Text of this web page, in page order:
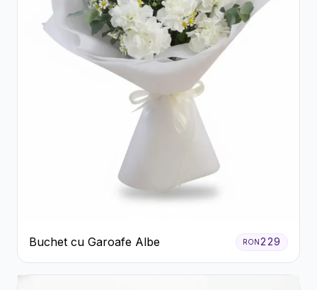
Buchet cu Garoafe Albe RON229